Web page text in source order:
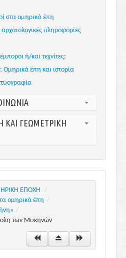
στα ομηρικά έπη
αρχαιολογικές πληροφορίες
ή/και τεχνίτες;
έπη και ιστορία
μέσα από τα
οι ακροπόλεις
θεσμοί
μέσα από τις
ιστορικών χρόνων
και κοινωνία
ΚΑΙ ΓΕΩΜΕΤΡΙΚΗ
αγγειογραφία
Σφραγιδόλιθοι
ΕΠΟΧΗ /
ομηρικά έπη /
/
των Μυκηνών